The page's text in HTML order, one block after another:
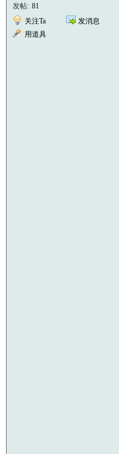
发帖: 81
关注Ta
发消息
用道具